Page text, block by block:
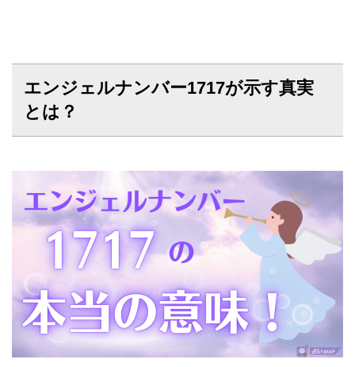
エンジェルナンバー1717が示す真実
とは？